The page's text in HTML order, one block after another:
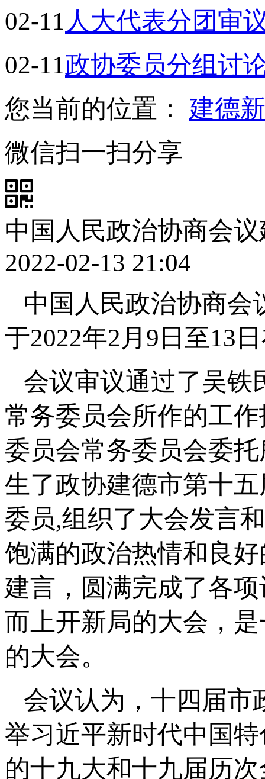
02-11 人大代表分团审
02-11政协委员分组讨
您当前的位置： 建德
微信扫一扫分享
中国人民政治协商会
2022-02-13 21:04
中国人民政治协商会
于2022年2月9日至13
会议审议通过了吴铁
常务委员会所作的工
委员会常务委员会委
生了政协建德市第十
委员,组织了大会发言
饱满的政治热情和良
建言，圆满完成了各
而上开新局的大会，
的大会。
会议认为，十四届市
举习近平新时代中国
的十九大和十九届历